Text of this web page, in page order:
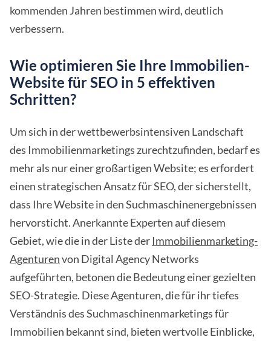
kommenden Jahren bestimmen wird, deutlich
verbessern.
Wie optimieren Sie Ihre Immobilien-
Website für SEO in 5 effektiven
Schritten?
Um sich in der wettbewerbsintensiven Landschaft
des Immobilienmarketings zurechtzufinden, bedarf es
mehr als nur einer großartigen Website; es erfordert
einen strategischen Ansatz für SEO, der sicherstellt,
dass Ihre Website in den Suchmaschinenergebnissen
hervorsticht. Anerkannte Experten auf diesem
Gebiet, wie die in der Liste der Immobilienmarketing-
Agenturenvon Digital Agency Networks
aufgeführten, betonen die Bedeutung einer gezielten
SEO-Strategie. Diese Agenturen, die für ihr tiefes
Verständnis des Suchmaschinenmarketings für
Immobilien bekannt sind, bieten wertvolle Einblicke,